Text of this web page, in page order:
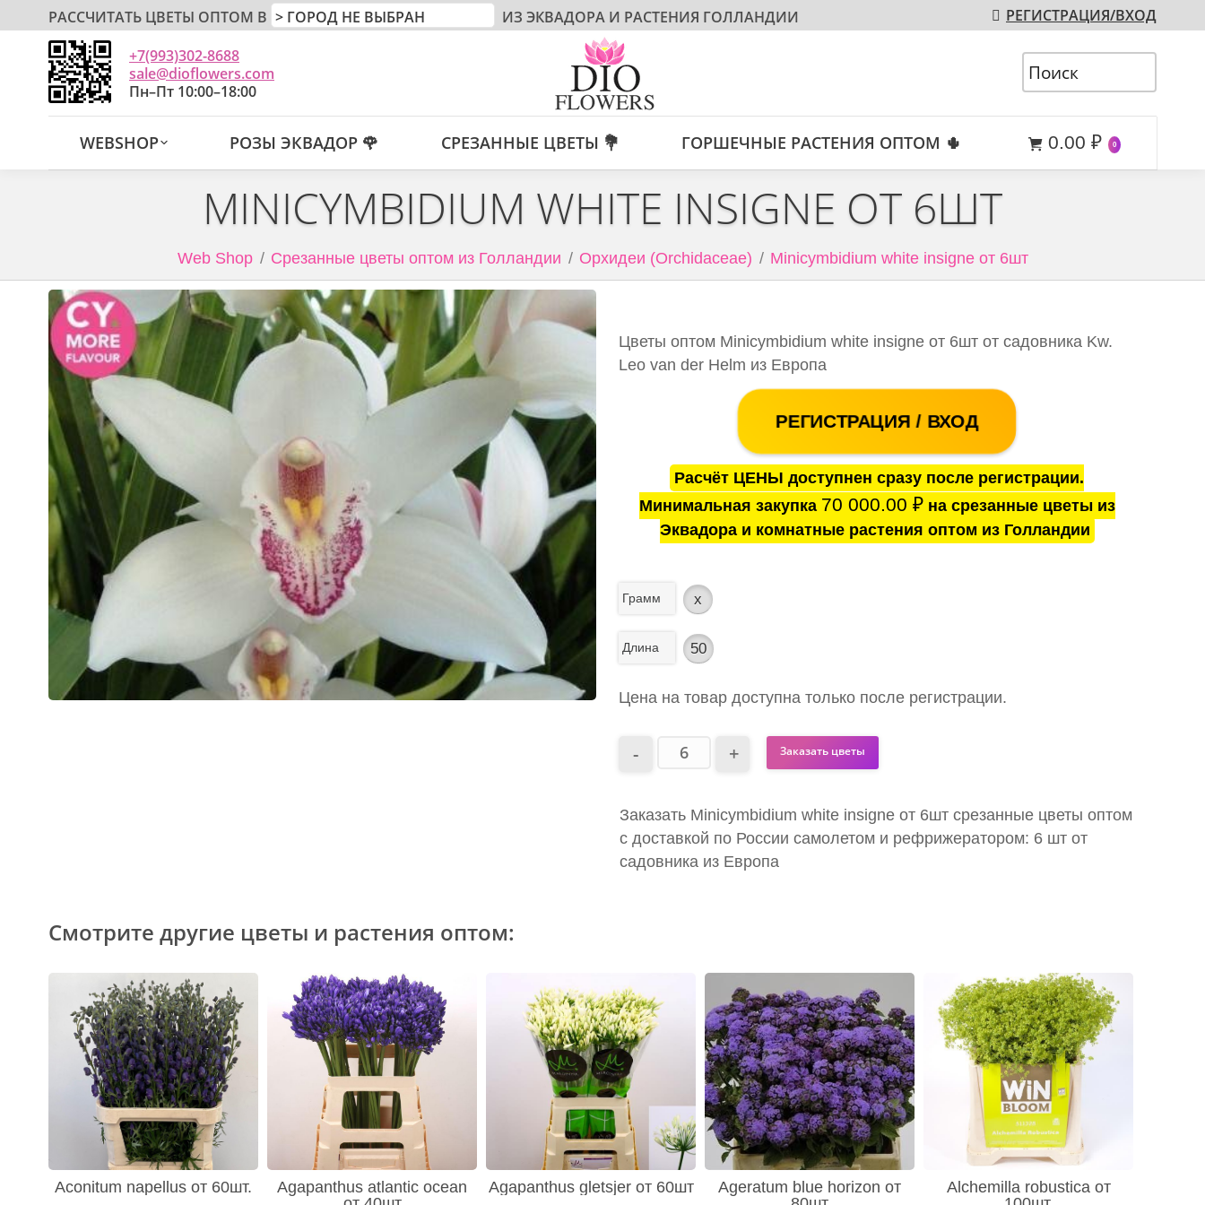
РАССЧИТАТЬ ЦВЕТЫ ОПТОМ В ИЗ ЭКВАДОРА И РАСТЕНИЯ ГОЛЛАНДИИ РЕГИСТРАЦИЯ/ВХОД
+7(993)302-8688
sale@dioflowers.com
Пн–Пт 10:00–18:00
WEBSHOP РОЗЫ ЭКВАДОР 🌹 СРЕЗАННЫЕ ЦВЕТЫ 💐 ГОРШЕЧНЫЕ РАСТЕНИЯ ОПТОМ 🌵 0.00 ₽ 0
MINICYMBIDIUM WHITE INSIGNE ОТ 6ШТ
Web Shop Срезанные цветы оптом из Голландии Орхидеи (Orchidaceae) Minicymbidium white insigne от 6шт
Цветы оптом Minicymbidium white insigne от 6шт от садовника Kw.
Leo van der Helm из Европа
РЕГИСТРАЦИЯ / ВХОД
Расчёт ЦЕНЫ доступнен сразу после регистрации.
Минимальная закупка 70 000.00 ₽на срезанные цветы из
Эквадора и комнатные растения оптом из Голландии
Грамм x
Длина 50
Цена на товар доступна только после регистрации.
Заказать цветы
Заказать Minicymbidium white insigne от 6шт срезанные цветы оптом
с доставкой по России самолетом и рефрижератором: 6 шт от
садовника из Европа
Смотрите другие цветы и растения оптом:
Aconitum napellus от 60шт.
Agapanthus atlantic ocean
Agapanthus gletsjer от 60шт
Ageratum blue horizon от
Alchemilla robustica от